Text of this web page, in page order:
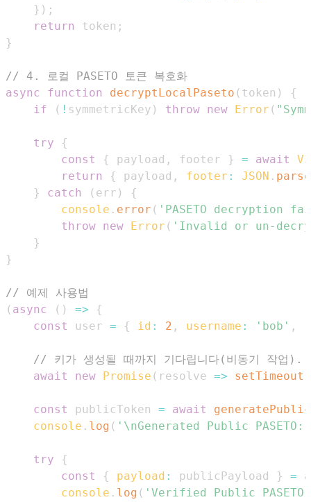
} ) ;
return
token ;
}
// 4. 로컬 PASETO 토큰 복호화
async
function decryptLocalPaseto ( token )
{
if
( ! symmetricKey ) throw new Error (
try
{
const
{ payload , footer } = await
V3
return
{ payload , footer : JSON . parse
}
catch ( err )
{
console . error ( 'PASETO decryption
throw new Error ( 'Invalid or un-
}
}
// 예제 사용법
( async ( ) =>
{
const
user = { id : 2 , username : 'bob' ,
// 키가 생성될 때까지 기다립니다(비동기 작업).
await
new Promise ( resolve => setTimeout
const publicToken = await
console . log ( '\nGenerated Public PASETO:'
try
{
const
{ payload : publicPayload } =
console . log ( 'Verified Public